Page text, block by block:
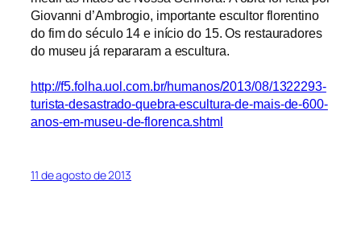
Giovanni d’Ambrogio, importante escultor florentino
do fim do século 14 e início do 15. Os restauradores
do museu já repararam a escultura.
http://f5.folha.uol.com.br/humanos/2013/08/1322293-
turista-desastrado-quebra-escultura-de-mais-de-600-
anos-em-museu-de-florenca.shtml
11 de agosto de 2013